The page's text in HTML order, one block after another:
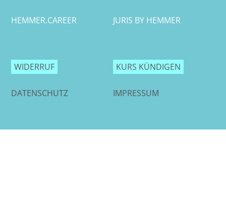
HEMMER.CAREER JURIS BY HEMMER
WIDERRUF KURS KÜNDIGEN
DATENSCHUTZ IMPRESSUM